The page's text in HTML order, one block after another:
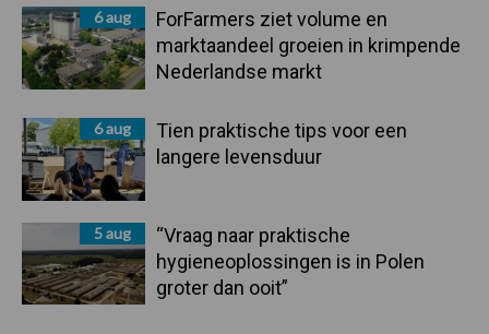
6 aug
ForFarmers ziet volume en
marktaandeel groeien in krimpende
Nederlandse markt
6 aug
Tien praktische tips voor een
langere levensduur
5 aug
“Vraag naar praktische
hygieneoplossingen is in Polen
groter dan ooit”